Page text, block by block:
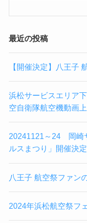
最近の投稿
【開催決定】八王子
浜松サービスエリア
空自衛隊航空機動画
20241121～24 岡崎
ルスまつり」開催決定
八王子 航空祭ファン
2024年浜松航空祭フ